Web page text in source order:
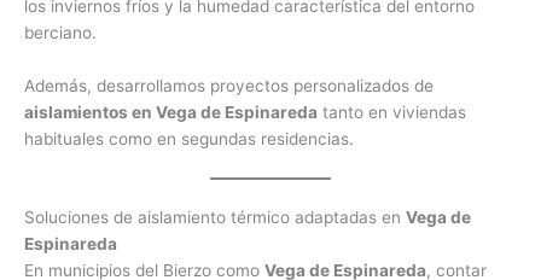
los inviernos fríos y la humedad característica del entorno
berciano.
Además, desarrollamos proyectos personalizados de
aislamientos en Vega de Espinareda tanto en viviendas
habituales como en segundas residencias.
Soluciones de aislamiento térmico adaptadas en Vega de
Espinareda
En municipios del Bierzo como Vega de Espinareda, contar